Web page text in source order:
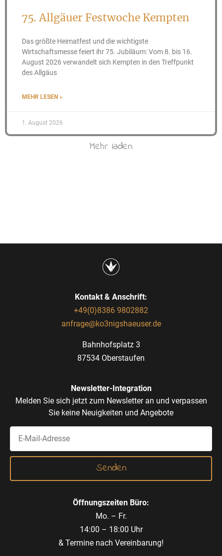
75. Allgäuer Festwoche Kempten
Das größte Heimatfest und die wichtigste
Wirtschaftsmesse feiert ihr 75. Jubiläum: Vom 8. bis 16.
August 2026 verwandelt sich Kempten in den Treffpunkt
des Allgäus
MEHR LESEN »
1. August 2026
Mehr laden
Kontakt & Anschrift:
+49(0)8386 9802882
anfrage@ko3nigshaeuser.de
Bahnhofsplatz 3
87534 Oberstaufen
Newsletter-Integration
Melden Sie sich jetzt zum Newsletter an und verpassen
Sie keine Neuigkeiten und Angebote
Öffnungszeiten Büro:
Mo. – Fr.
14:00 – 18:00 Uhr
& Termine nach Vereinbarung!